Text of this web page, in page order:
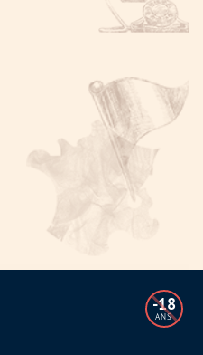
L'accès
à
-18
ANS